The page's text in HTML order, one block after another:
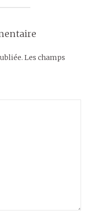
Les champs